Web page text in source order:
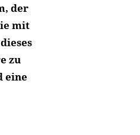
der
mit
zu
eine